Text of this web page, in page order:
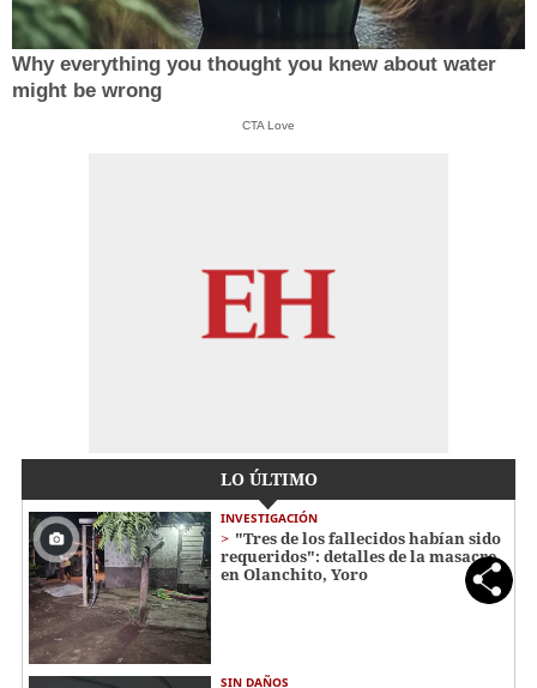
Why everything you thought you knew about water
might be wrong
CTA Love
LO ÚLTIMO
INVESTIGACIÓN
"Tres de los fallecidos habían sido
requeridos": detalles de la masacre
en Olanchito, Yoro
SIN DAÑOS